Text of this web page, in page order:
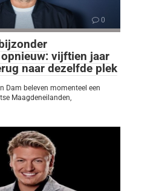
0
vijftien jaar
naar dezelfde plek
Dam beleven momenteel een
Maagdeneilanden,